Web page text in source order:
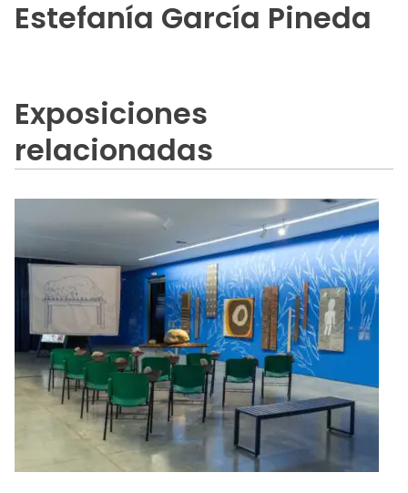
Estefanía García Pineda
Exposiciones
relacionadas